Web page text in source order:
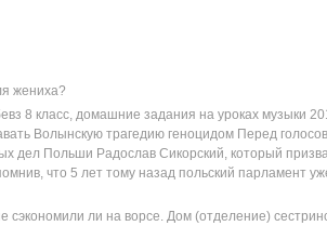
жениха?
8 класс, домашние задания на уроках музыки
Волынскую трагедию геноцидом Перед
дел Польши Радослав Сикорский, который
что 5 лет тому назад польский парламент
ли на ворсе. Дом (отделение)